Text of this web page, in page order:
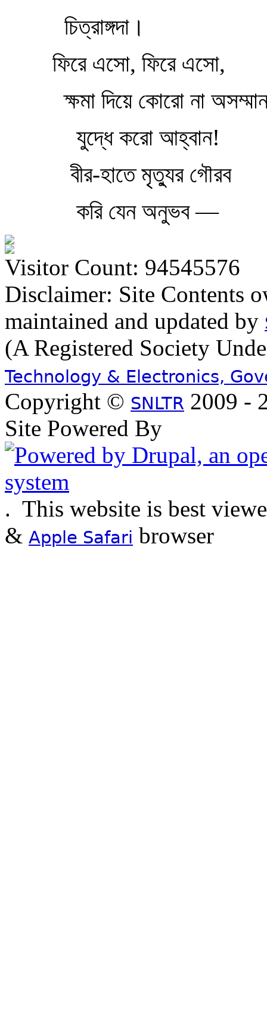
চিত্রাঙ্গদা।
ফিরে এসো, ফিরে এসো,
ক্ষমা দিয়ে কোরো না
যুদ্ধে করো আহ্বান!
বীর-হাতে মৃত্যুর গৌরব
করি যেন অনুভব —
Visitor Count: 94545576
Disclaimer: Site Contents
maintained and updated by
(A Registered Society
Technology & Electronics,
Copyright © SNLTR 2009 -
Site Powered By
. This website is best
& Apple Safari browser